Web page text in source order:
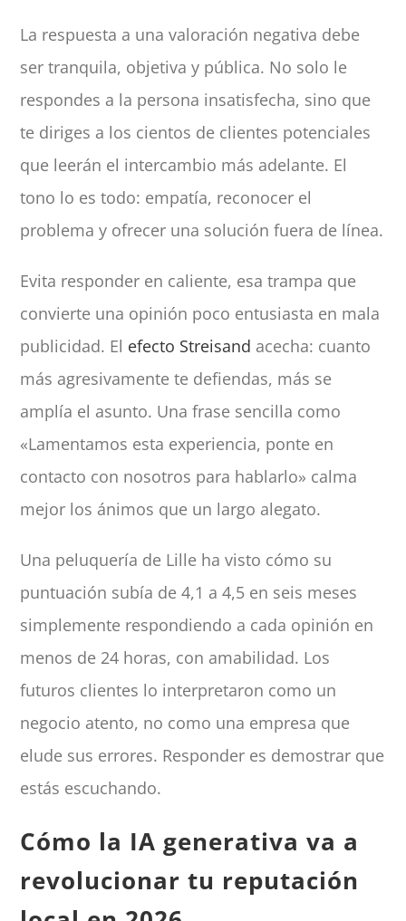
La respuesta a una valoración negativa debe
ser tranquila, objetiva y pública. No solo le
respondes a la persona insatisfecha, sino que
te diriges a los cientos de clientes potenciales
que leerán el intercambio más adelante. El
tono lo es todo: empatía, reconocer el
problema y ofrecer una solución fuera de línea.
Evita responder en caliente, esa trampa que
convierte una opinión poco entusiasta en mala
publicidad. El efecto Streisand acecha: cuanto
más agresivamente te defiendas, más se
amplía el asunto. Una frase sencilla como
«Lamentamos esta experiencia, ponte en
contacto con nosotros para hablarlo» calma
mejor los ánimos que un largo alegato.
Una peluquería de Lille ha visto cómo su
puntuación subía de 4,1 a 4,5 en seis meses
simplemente respondiendo a cada opinión en
menos de 24 horas, con amabilidad. Los
futuros clientes lo interpretaron como un
negocio atento, no como una empresa que
elude sus errores. Responder es demostrar que
estás escuchando.
Cómo la IA generativa va a
revolucionar tu reputación